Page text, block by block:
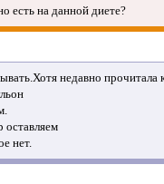
есть на данной диете?
недавно прочитала
оставляем
нет.